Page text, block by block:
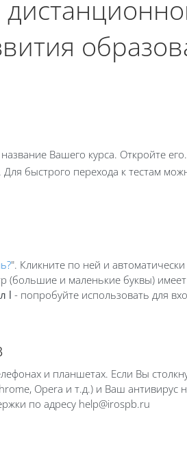
Вашего курса. Откройте
быстрого перехода к тестам
". Кликните по ней и
(большие и маленькие буквы)
l - попробуйте использовать для
и планшетах. Если Вы
Opera и т.д.) и Ваш антивирус
по адресу help@irospb.ru